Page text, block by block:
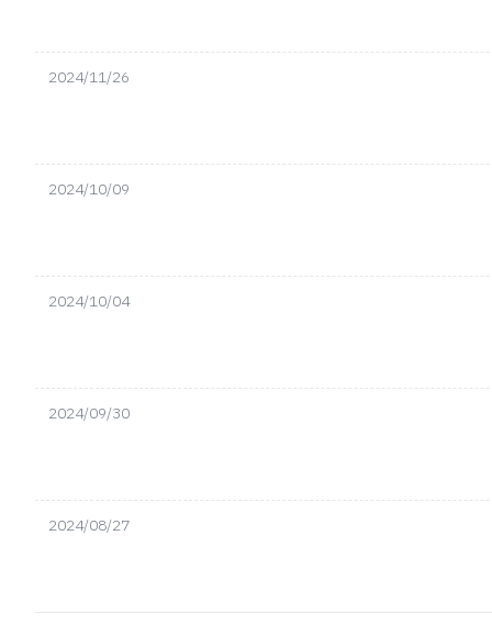
2024/11/26
2024/10/09
2024/10/04
2024/09/30
2024/08/27